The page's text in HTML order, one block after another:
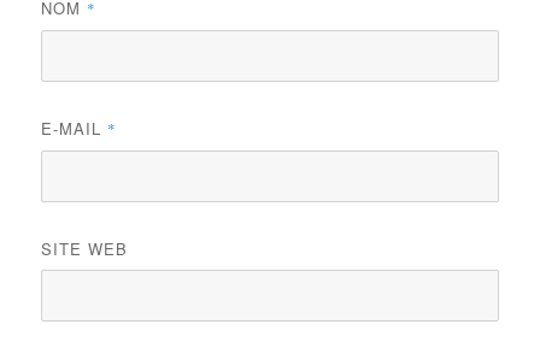
NOM *
E-MAIL *
SITE WEB